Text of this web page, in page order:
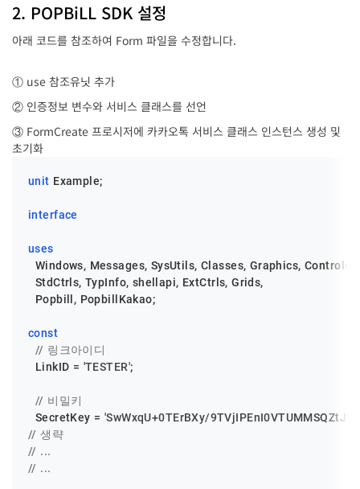
2. POPBiLL SDK 설정
아래 코드를 참조하여 Form 파일을 수정합니다.
① use 참조유닛 추가
② 인증정보 변수와 서비스 클래스를 선언
③ FormCreate 프로시저에 카카오톡 서비스 클래스 인스턴스 생성 및
초기화
unit Example;
interface
uses
Windows, Messages, SysUtils, Classes, Graphics, Controls,
  StdCtrls, TypInfo, shellapi, ExtCtrls, Grids,
  Popbill, PopbillKakao;
const
// 링크아이디
  LinkID =
'TESTER';
// 비밀키
  SecretKey =
'SwWxqU+0TErBXy/
// 생략
// ...
// ...